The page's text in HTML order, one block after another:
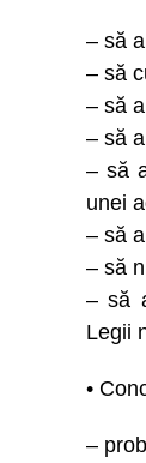
– să
– să
– să
– să
– să
unei
– să
– să
– să
Legii
•
–